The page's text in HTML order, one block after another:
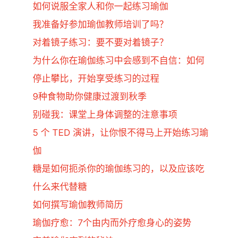
如何说服全家人和你一起练习瑜伽
我准备好参加瑜伽教师培训了吗？
对着镜子练习：要不要对着镜子？
为什么你在瑜伽练习中会感到不自信：如何
停止攀比，开始享受练习的过程
9种食物助你健康过渡到秋季
别碰我：课堂上身体调整的注意事项
5 个 TED 演讲，让你恨不得马上开始练习瑜
伽
糖是如何扼杀你的瑜伽练习的，以及应该吃
什么来代替糖
如何撰写瑜伽教师简历
瑜伽疗愈：7个由内而外疗愈身心的姿势